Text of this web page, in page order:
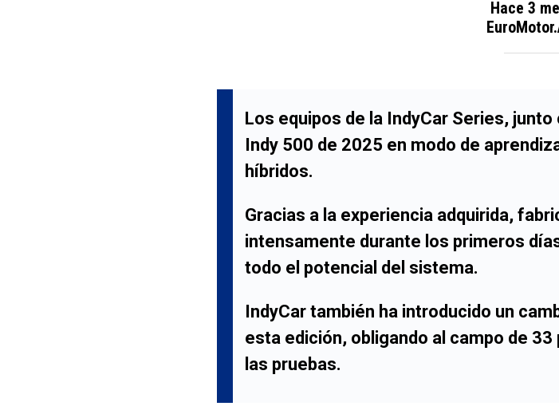
Hace 3
Los equipos de la IndyCar Series,
Indy 500 de 2025 en modo de
híbridos.
Gracias a la experiencia adquirida,
intensamente durante los primeros
todo el potencial del sistema.
IndyCar también ha introducido un
esta edición, obligando al campo de
las pruebas.